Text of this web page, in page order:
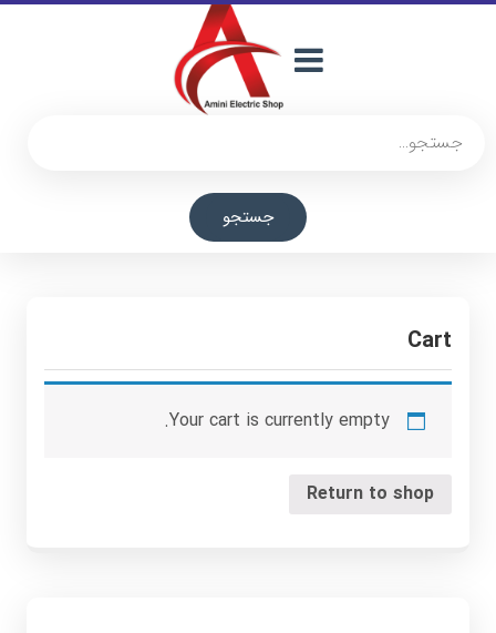
جستجو
Cart
Your cart is currently empty.
Return to shop